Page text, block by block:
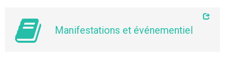
Manifestations et événementiel